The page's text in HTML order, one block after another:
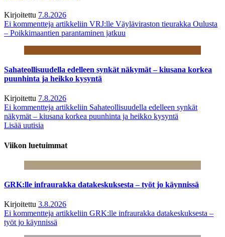
Kirjoitettu 7.8.2026
Ei kommentteja artikkeliin VRJ:lle Väyläviraston tieurakka Oulusta
– Poikkimaantien parantaminen jatkuu
Sahateollisuudella edelleen synkät näkymät – kiusana korkea
puunhinta ja heikko kysyntä
Kirjoitettu 7.8.2026
Ei kommentteja artikkeliin Sahateollisuudella edelleen synkät
näkymät – kiusana korkea puunhinta ja heikko kysyntä
Lisää uutisia
Viikon luetuimmat
GRK:lle infraurakka datakeskuksesta – työt jo käynnissä
Kirjoitettu 3.8.2026
Ei kommentteja artikkeliin GRK:lle infraurakka datakeskuksesta –
työt jo käynnissä